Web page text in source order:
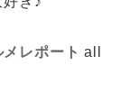
レポート all